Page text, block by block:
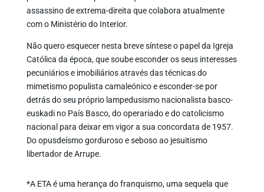
assassino de extrema-direita que colabora atualmente
com o Ministério do Interior.
Não quero esquecer nesta breve síntese o papel da Igreja
Católica da época, que soube esconder os seus interesses
pecuniários e imobiliários através das técnicas do
mimetismo populista camaleónico e esconder-se por
detrás do seu próprio lampedusismo nacionalista basco-
euskadi no País Basco, do operariado e do catolicismo
nacional para deixar em vigor a sua concordata de 1957.
Do opusdeísmo gorduroso e seboso ao jesuitismo
libertador de Arrupe.
*A ETA é uma herança do franquismo, uma sequela que